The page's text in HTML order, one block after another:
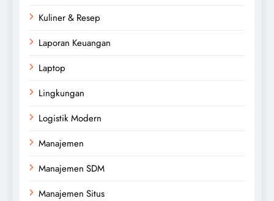
Kuliner & Resep
Laporan Keuangan
Laptop
Lingkungan
Logistik Modern
Manajemen
Manajemen SDM
Manajemen Situs